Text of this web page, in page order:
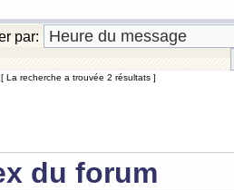
par:
[ La recherche a trouvée 2 résultats ]
du forum